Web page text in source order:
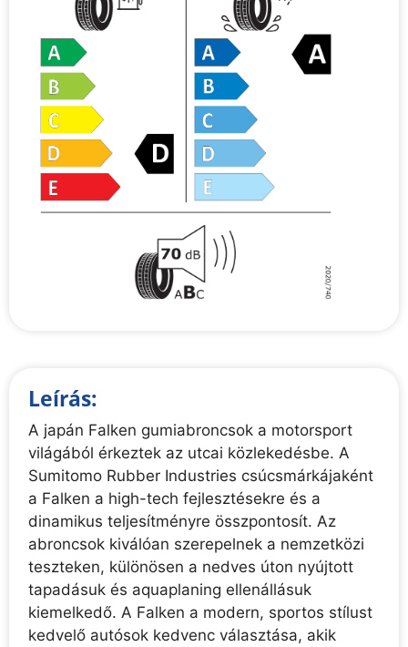
Leírás:
A japán Falken gumiabroncsok a motorsport
világából érkeztek az utcai közlekedésbe. A
Sumitomo Rubber Industries csúcsmárkájaként
a Falken a high-tech fejlesztésekre és a
dinamikus teljesítményre összpontosít. Az
abroncsok kiválóan szerepelnek a nemzetközi
teszteken, különösen a nedves úton nyújtott
tapadásuk és aquaplaning ellenállásuk
kiemelkedő. A Falken a modern, sportos stílust
kedvelő autósok kedvenc választása, akik